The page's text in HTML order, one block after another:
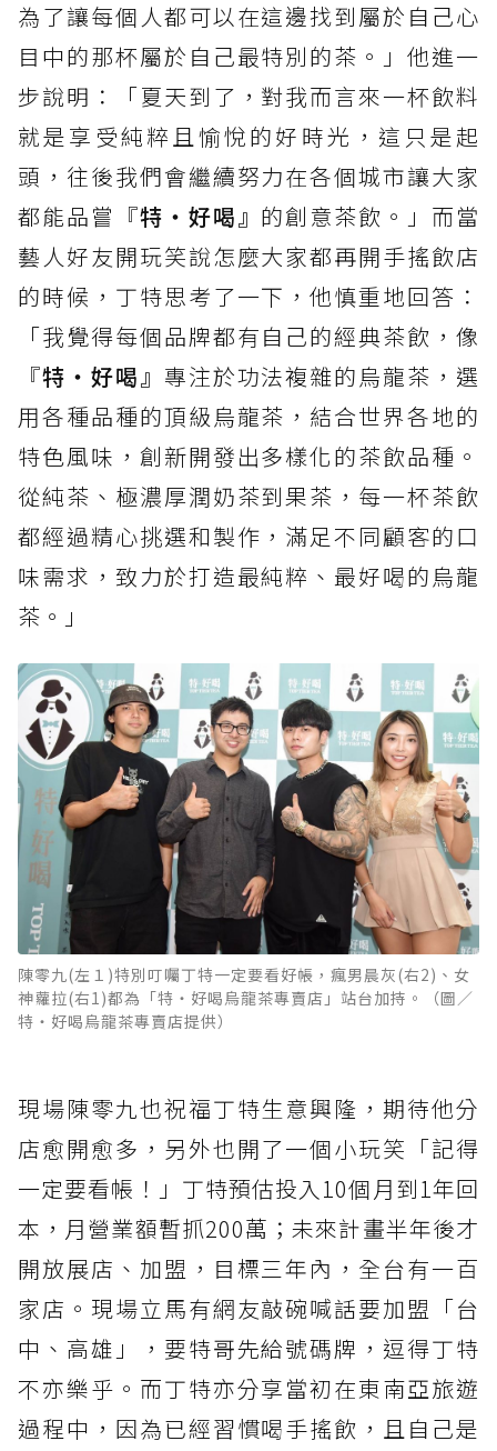
為了讓每個人都可以在這邊找到屬於自己心
目中的那杯屬於自己最特別的茶。」他進一
步說明：「夏天到了，對我而言來一杯飲料
就是享受純粹且愉悅的好時光，這只是起
頭，往後我們會繼續努力在各個城市讓大家
都能品嘗『特‧好喝』 的創意茶飲。」而當
藝人好友開玩笑說怎麼大家都再開手搖飲店
的時候，丁特思考了一下，他慎重地回答：
「我覺得每個品牌都有自己的經典茶飲，像
『特‧好喝』 專注於功法複雜的烏龍茶，選
用各種品種的頂級烏龍茶，結合世界各地的
特色風味，創新開發出多樣化的茶飲品種。
從純茶、極濃厚潤奶茶到果茶，每一杯茶飲
都經過精心挑選和製作，滿足不同顧客的口
味需求，致力於打造最純粹、最好喝的烏龍
茶。」
陳零九(左１)特別叮囑丁特一定要看好帳，瘋男晨灰(右2)、女
神蘿拉(右1)都為「特‧好喝烏龍茶專賣店」站台加持。（圖／
特‧好喝烏龍茶專賣店提供）
現場陳零九也祝福丁特生意興隆，期待他分
店愈開愈多，另外也開了一個小玩笑「記得
一定要看帳！」丁特預估投入10個月到1年回
本，月營業額暫抓200萬；未來計畫半年後才
開放展店、加盟，目標三年內，全台有一百
家店。現場立馬有網友敲碗喊話要加盟「台
中、高雄」，要特哥先給號碼牌，逗得丁特
不亦樂乎。而丁特亦分享當初在東南亞旅遊
過程中，因為已經習慣喝手搖飲，且自己是